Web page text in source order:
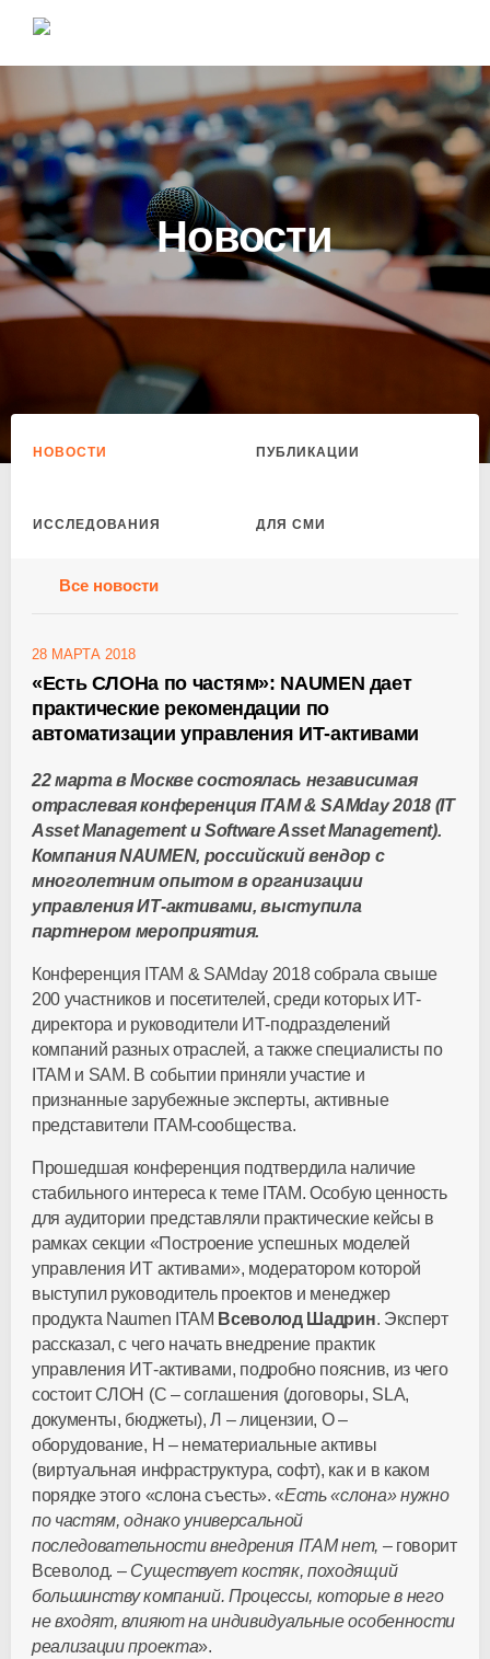
Новости
НОВОСТИ ПУБЛИКАЦИИ
ИССЛЕДОВАНИЯ ДЛЯ СМИ
Все новости
28 МАРТА 2018
«Есть СЛОНа по частям»: NAUMEN дает
практические рекомендации по
автоматизации управления ИТ-активами
22 марта в Москве состоялась независимая
отраслевая конференция ITAM & SAMday 2018 (IT
Asset Management и Software Asset Management).
КомпанияNAUMEN, российский вендор с
многолетним опытом в организации
управления ИТ-активами, выступила
партнером мероприятия.
Конференция ITAM & SAMday 2018 собрала свыше
200 участников и посетителей, среди которых ИТ-
директора и руководители ИТ-подразделений
компаний разных отраслей, а также специалисты по
ITAM и SAM. В событии приняли участие и
признанные зарубежные эксперты, активные
представители ITAM-сообщества.
Прошедшая конференция подтвердила наличие
стабильного интереса к теме ITAM. Особую ценность
для аудитории представляли практические кейсы в
рамках секции «Построение успешных моделей
управления ИТ активами», модератором которой
выступил руководитель проектов и менеджер
продукта Naumen ITAM Всеволод Шадрин. Эксперт
рассказал, с чего начать внедрение практик
управления ИТ-активами, подробно пояснив, из чего
состоит СЛОН (С – соглашения (договоры, SLA,
документы, бюджеты), Л – лицензии, О –
оборудование, Н – нематериальные активы
(виртуальная инфраструктура, софт), как и в каком
порядке этого «слона съесть». «Есть «слона» нужно
по частям, однако универсальной
последовательности внедрения ITAMнет, –говорит
Всеволод. – Существует костяк, походящий
большинству компаний. Процессы, которые в него
не входят, влияют на индивидуальные особенности
реализации проекта».